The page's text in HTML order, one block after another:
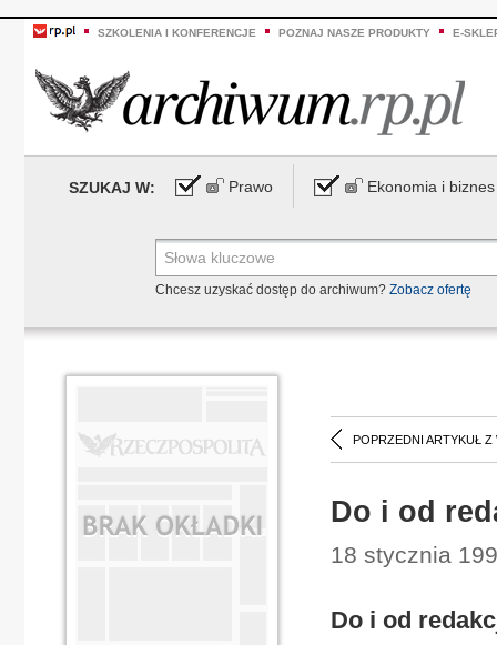
SZKOLENIA I KONFERENCJE POZNAJ NASZE PRODUKTY E-
SZUKAJ W: Prawo Ekonomia i biznes
Chcesz uzyskać dostęp do archiwum? Zobacz ofertę
POPRZEDNI ARTYKUŁ Z
Do i od
18 stycznia
Do i od